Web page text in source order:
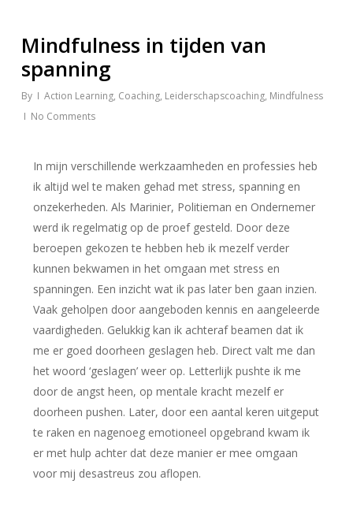
Mindfulness in tijden van
spanning
By Action Learning, Coaching, Leiderschapscoaching, Mindfulness
No Comments
In mijn verschillende werkzaamheden en professies heb
ik altijd wel te maken gehad met stress, spanning en
onzekerheden. Als Marinier, Politieman en Ondernemer
werd ik regelmatig op de proef gesteld. Door deze
beroepen gekozen te hebben heb ik mezelf verder
kunnen bekwamen in het omgaan met stress en
spanningen. Een inzicht wat ik pas later ben gaan inzien.
Vaak geholpen door aangeboden kennis en aangeleerde
vaardigheden. Gelukkig kan ik achteraf beamen dat ik
me er goed doorheen geslagen heb. Direct valt me dan
het woord ‘geslagen’ weer op. Letterlijk pushte ik me
door de angst heen, op mentale kracht mezelf er
doorheen pushen. Later, door een aantal keren uitgeput
te raken en nagenoeg emotioneel opgebrand kwam ik
er met hulp achter dat deze manier er mee omgaan
voor mij desastreus zou aflopen.